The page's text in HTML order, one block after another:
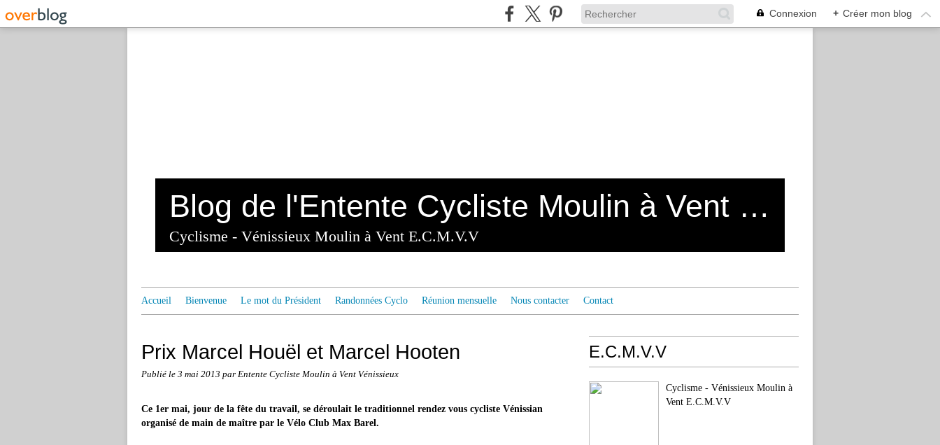
Connexion + Créer mon blog
Blog de l'Entente Cycliste Moulin à Vent Vénissieux
Cyclisme - Vénissieux Moulin à Vent E.C.M.V.V
Accueil Bienvenue Le mot du Président Randonnées Cyclo Réunion mensuelle Nous contacter Contact
Prix Marcel Houël et Marcel Hooten
Publié le 3 mai 2013 par Entente Cycliste Moulin à Vent Vénissieux
Ce 1er mai, jour de la fête du travail, se déroulait le traditionnel rendez vous cycliste Vénissian
organisé de main de maître par le Vélo Club Max Barel.
E.C.M.V.V
Cyclisme - Vénissieux Moulin à
Vent E.C.M.V.V